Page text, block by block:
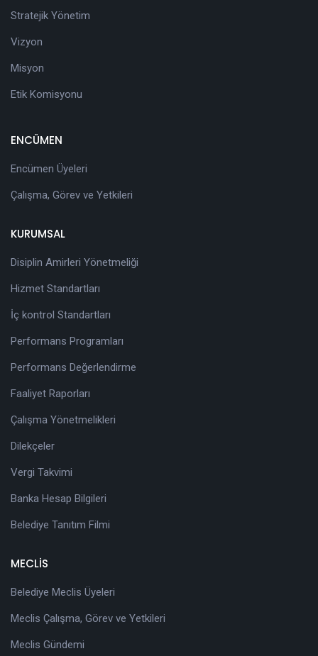
Stratejik Yönetim
Vizyon
Misyon
Etik Komisyonu
ENCÜMEN
Encümen Üyeleri
Çalışma, Görev ve Yetkileri
KURUMSAL
Disiplin Amirleri Yönetmeliği
Hizmet Standartları
İç kontrol Standartları
Performans Programları
Performans Değerlendirme
Faaliyet Raporları
Çalışma Yönetmelikleri
Dilekçeler
Vergi Takvimi
Banka Hesap Bilgileri
Belediye Tanıtım Filmi
MECLİS
Belediye Meclis Üyeleri
Meclis Çalışma, Görev ve Yetkileri
Meclis Gündemi